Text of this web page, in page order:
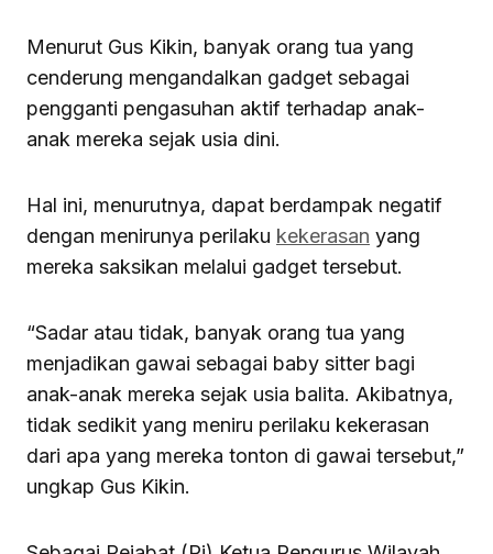
Menurut Gus Kikin, banyak orang tua yang
cenderung mengandalkan gadget sebagai
pengganti pengasuhan aktif terhadap anak-
anak mereka sejak usia dini.
Hal ini, menurutnya, dapat berdampak negatif
dengan menirunya perilaku kekerasan yang
mereka saksikan melalui gadget tersebut.
“Sadar atau tidak, banyak orang tua yang
menjadikan gawai sebagai baby sitter bagi
anak-anak mereka sejak usia balita. Akibatnya,
tidak sedikit yang meniru perilaku kekerasan
dari apa yang mereka tonton di gawai tersebut,”
ungkap Gus Kikin.